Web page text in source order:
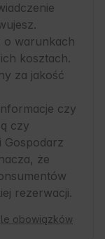
o warunkach
kosztach.
za jakość
czy
czy
Gospodarz
że
rezerwacji.
obowiązków